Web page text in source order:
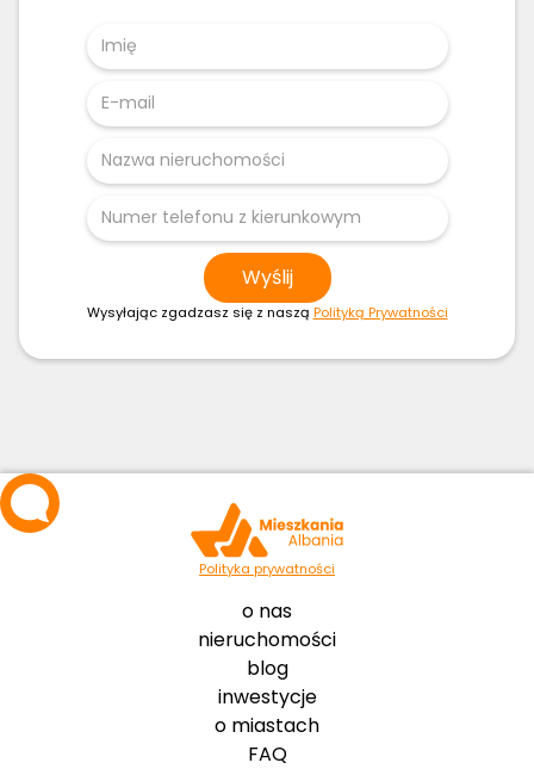
Wysyłając zgadzasz się z naszą Polityką Prywatności
Polityka prywatności
o nas
nieruchomości
blog
inwestycje
o miastach
FAQ